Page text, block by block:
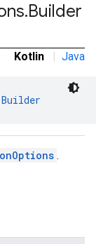
.Builder
Kotlin | Java
.